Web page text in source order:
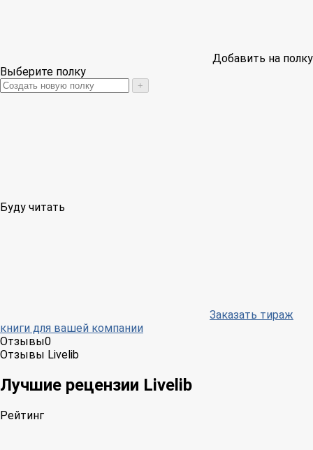
Добавить на полку
Выберите полку
+
Буду читать
Заказать тираж
книги для вашей компании
Отзывы0
Отзывы Livelib
Лучшие рецензии Livelib
Рейтинг